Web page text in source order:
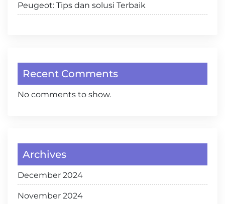
Peugeot: Tips dan solusi Terbaik
Recent Comments
No comments to show.
Archives
December 2024
November 2024